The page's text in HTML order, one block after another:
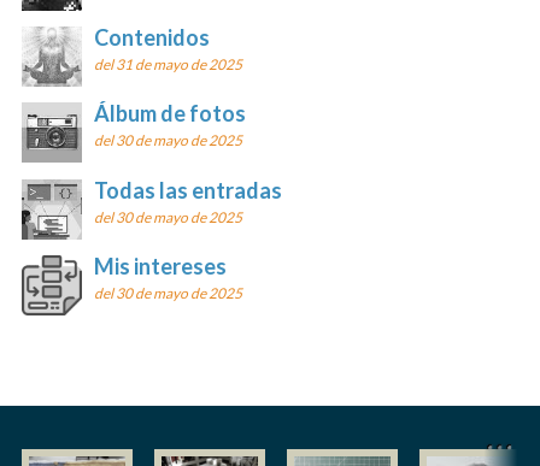
Contenidos
del 31 de mayo de 2025
Álbum de fotos
del 30 de mayo de 2025
Todas las entradas
del 30 de mayo de 2025
Mis intereses
del 30 de mayo de 2025